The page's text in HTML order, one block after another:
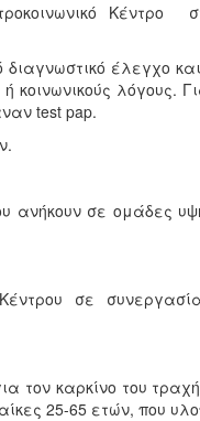
Κέντρο
έλεγχο
λόγους.
test pap.
σε ομάδες
Κέντρου σε
τον καρκίνο του
25-65 ετών, που